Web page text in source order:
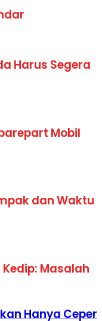
Harus Segera
Mobil
dan Waktu
Masalah
Hanya Ceper